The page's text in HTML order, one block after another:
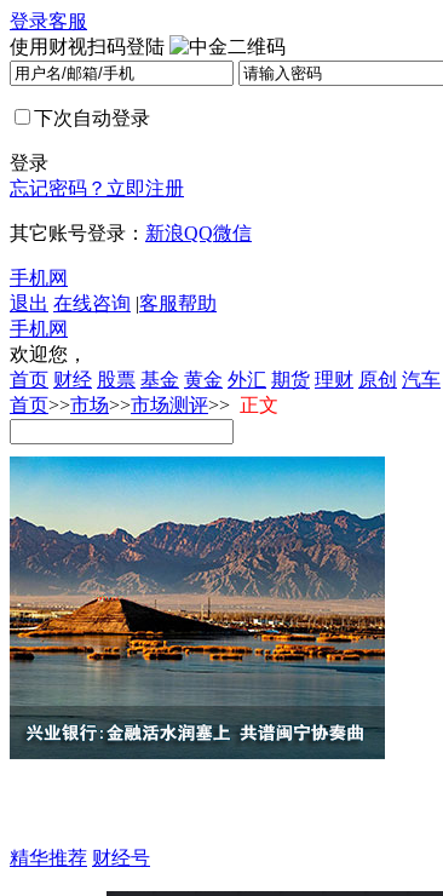
登录客服
使用财视扫码登陆
下次自动登录
登录
忘记密码？ 立即注册
其它账号登录： 新浪QQ微信
手机网
退出 在线咨询 |客服帮助
手机网
欢迎您，
首页 财经 股票 基金 黄金 外汇 期货 理财 原创 汽车
首页>>市场>>市场测评>> 正文
精华推荐 财经号